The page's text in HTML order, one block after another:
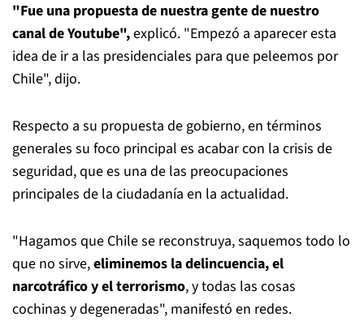
"Fue una propuesta de nuestra gente de nuestro
canal de Youtube",explicó. "Empezó a aparecer esta
idea de ir a las presidenciales para que peleemos por
Chile", dijo.
Respecto a su propuesta de gobierno, en términos
generales su foco principal es acabar con la crisis de
seguridad, que es una de las preocupaciones
principales de la ciudadanía en la actualidad.
"Hagamos que Chile se reconstruya, saquemos todo lo
que no sirve,eliminemos la delincuencia, el
narcotráfico y el terrorismo, y todas las cosas
cochinas y degeneradas", manifestó en redes.